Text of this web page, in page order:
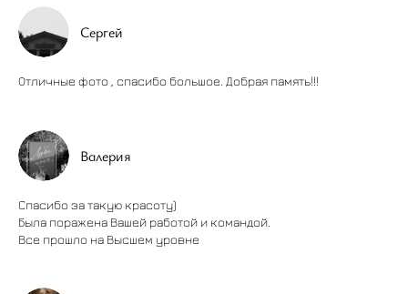
Сергей
Отличные фото , спасибо большое. Добрая память!!!
Валерия
Спасибо за такую красоту)
Была поражена Вашей работой и командой.
Все прошло на Высшем уровне